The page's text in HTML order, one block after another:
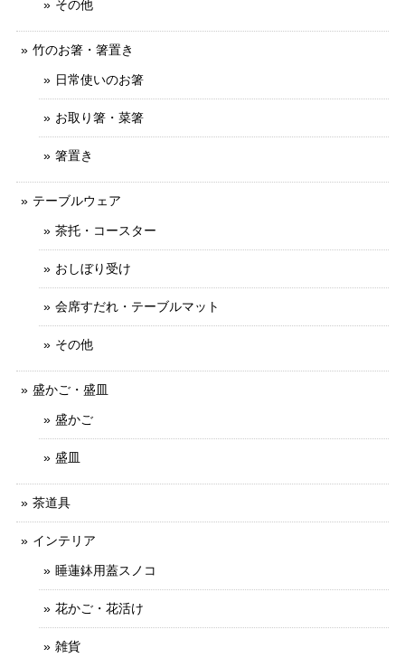
その他
竹のお箸・箸置き
日常使いのお箸
お取り箸・菜箸
箸置き
テーブルウェア
茶托・コースター
おしぼり受け
会席すだれ・テーブルマット
その他
盛かご・盛皿
盛かご
盛皿
茶道具
インテリア
睡蓮鉢用蓋スノコ
花かご・花活け
雑貨